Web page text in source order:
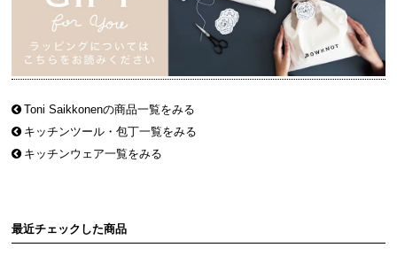
Toni Saikkonenの商品一覧をみる
キッチンツール・包丁一覧をみる
キッチンウェア一覧をみる
最近チェックした商品